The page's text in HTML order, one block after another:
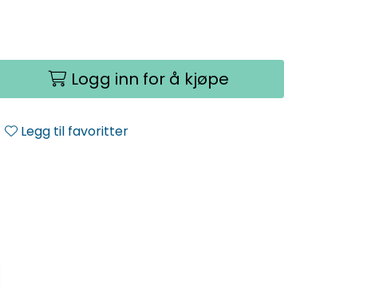
Logg inn for å kjøpe
Legg til favoritter